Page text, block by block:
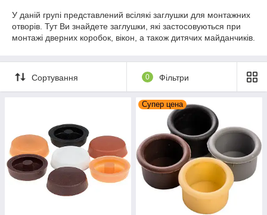
У даній групі представлений всілякі заглушки для монтажних
отворів. Тут Ви знайдете заглушки, які застосовуються при
монтажі дверних коробок, вікон, а також дитячих майданчиків.
Сортування 0 Фільтри
Супер цена